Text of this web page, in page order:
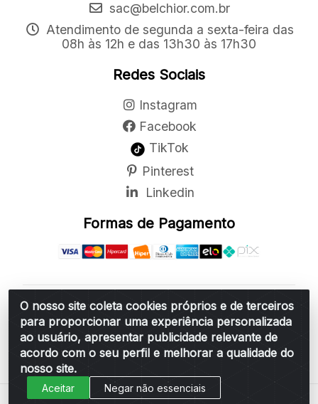
O nosso site coleta cookies próprios e de terceiros
para proporcionar uma experiência personalizada
ao usuário, apresentar publicidade relevante de
acordo com o seu perfil e melhorar a qualidade do
nosso site.
Aceitar Negar não essenciais
sac@belchior.com.br
Atendimento de segunda a sexta-feira das
08h às 12h e das 13h30 às 17h30
Redes Sociais
Instagram
Facebook
TikTok
Pinterest
Linkedin
Formas de Pagamento
Belchior Cortinas e Acessórios LTDA - R: Rua
Vereador Sérgio Leopoldino Alves, 876 - Santa
Bárbara d'Oeste/SP - CEP 13.456-166 - CNPJ
06.314.073/0001-34